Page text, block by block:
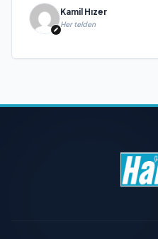
Kamil Hızer
Her telden